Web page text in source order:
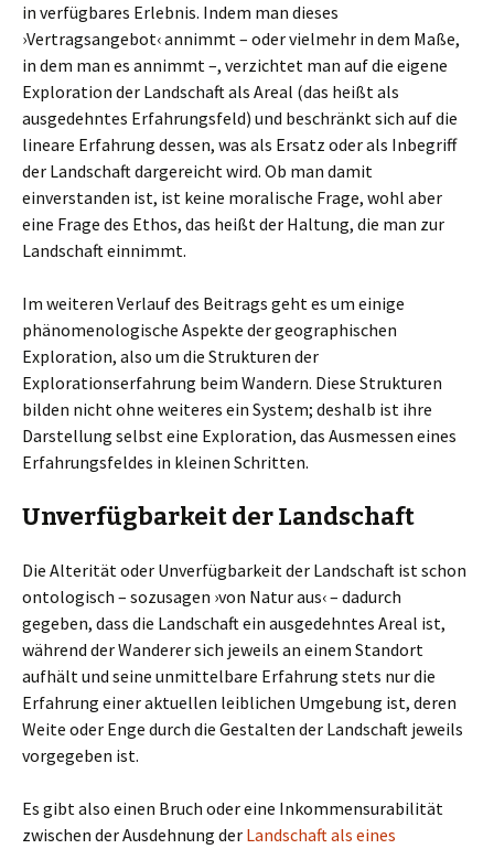
in verfügbares Erlebnis. Indem man dieses
›Vertragsangebot‹ annimmt – oder vielmehr in dem Maße,
in dem man es annimmt –, verzichtet man auf die eigene
Exploration der Landschaft als Areal (das heißt als
ausgedehntes Erfahrungsfeld) und beschränkt sich auf die
lineare Erfahrung dessen, was als Ersatz oder als Inbegriff
der Landschaft dargereicht wird. Ob man damit
einverstanden ist, ist keine moralische Frage, wohl aber
eine Frage des Ethos, das heißt der Haltung, die man zur
Landschaft einnimmt.
Im weiteren Verlauf des Beitrags geht es um einige
phänomenologische Aspekte der geographischen
Exploration, also um die Strukturen der
Explorationserfahrung beim Wandern. Diese Strukturen
bilden nicht ohne weiteres ein System; deshalb ist ihre
Darstellung selbst eine Exploration, das Ausmessen eines
Erfahrungsfeldes in kleinen Schritten.
Unverfügbarkeit der Landschaft
Die Alterität oder Unverfügbarkeit der Landschaft ist schon
ontologisch – sozusagen ›von Natur aus‹ – dadurch
gegeben, dass die Landschaft ein ausgedehntes Areal ist,
während der Wanderer sich jeweils an einem Standort
aufhält und seine unmittelbare Erfahrung stets nur die
Erfahrung einer aktuellen leiblichen Umgebung ist, deren
Weite oder Enge durch die Gestalten der Landschaft jeweils
vorgegeben ist.
Es gibt also einen Bruch oder eine Inkommensurabilität
zwischen der Ausdehnung der Landschaft als eines